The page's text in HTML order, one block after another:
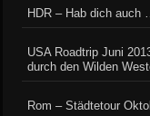
HDR – Hab dich auch
USA Roadtrip Juni
durch den Wilden
Rom – Städtetour